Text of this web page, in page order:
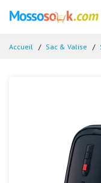
Accueil Sac & Valise